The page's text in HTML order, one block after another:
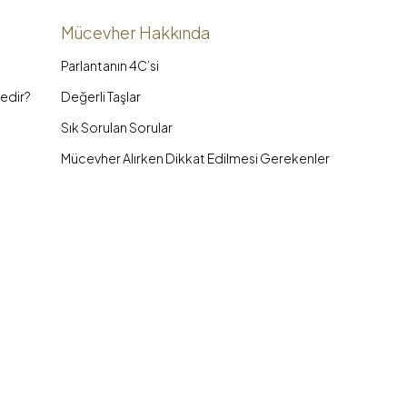
Mücevher Hakkında
Parlantanın 4C’si
Değerli Taşlar
Sık Sorulan Sorular
Mücevher Alırken Dikkat Edilmesi Gerekenler